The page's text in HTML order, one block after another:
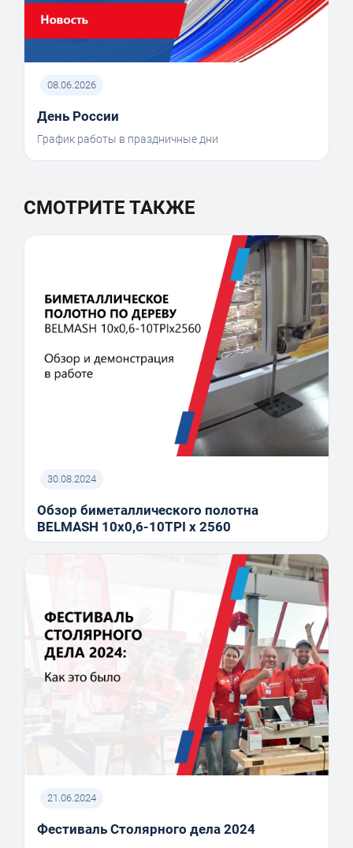
08.06.2026
День России
График работы в праздничные дни
СМОТРИТЕ ТАКЖЕ
30.08.2024
Обзор биметаллического полотна
BELMASH 10x0,6-10TPI x 2560
21.06.2024
Фестиваль Столярного дела 2024